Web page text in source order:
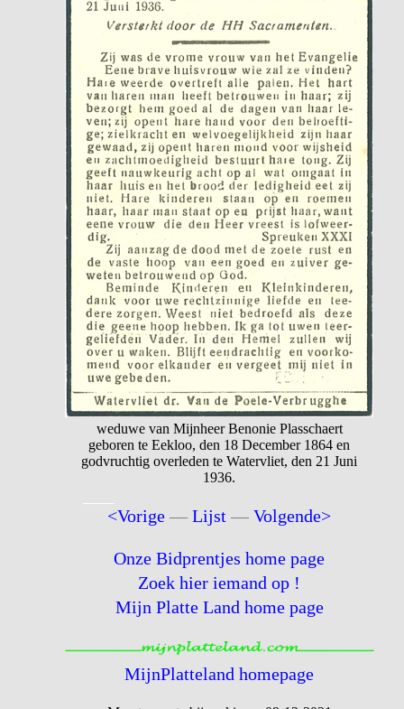
weduwe van Mijnheer Benonie Plasschaert
geboren te Eekloo, den 18 December 1864 en
godvruchtig overleden te Watervliet, den 21 Juni
1936.
<Vorige —Lijst —Volgende>
Onze Bidprentjes home page
Zoek hier iemand op !
Mijn Platte Land home page
MijnPlatteland homepage